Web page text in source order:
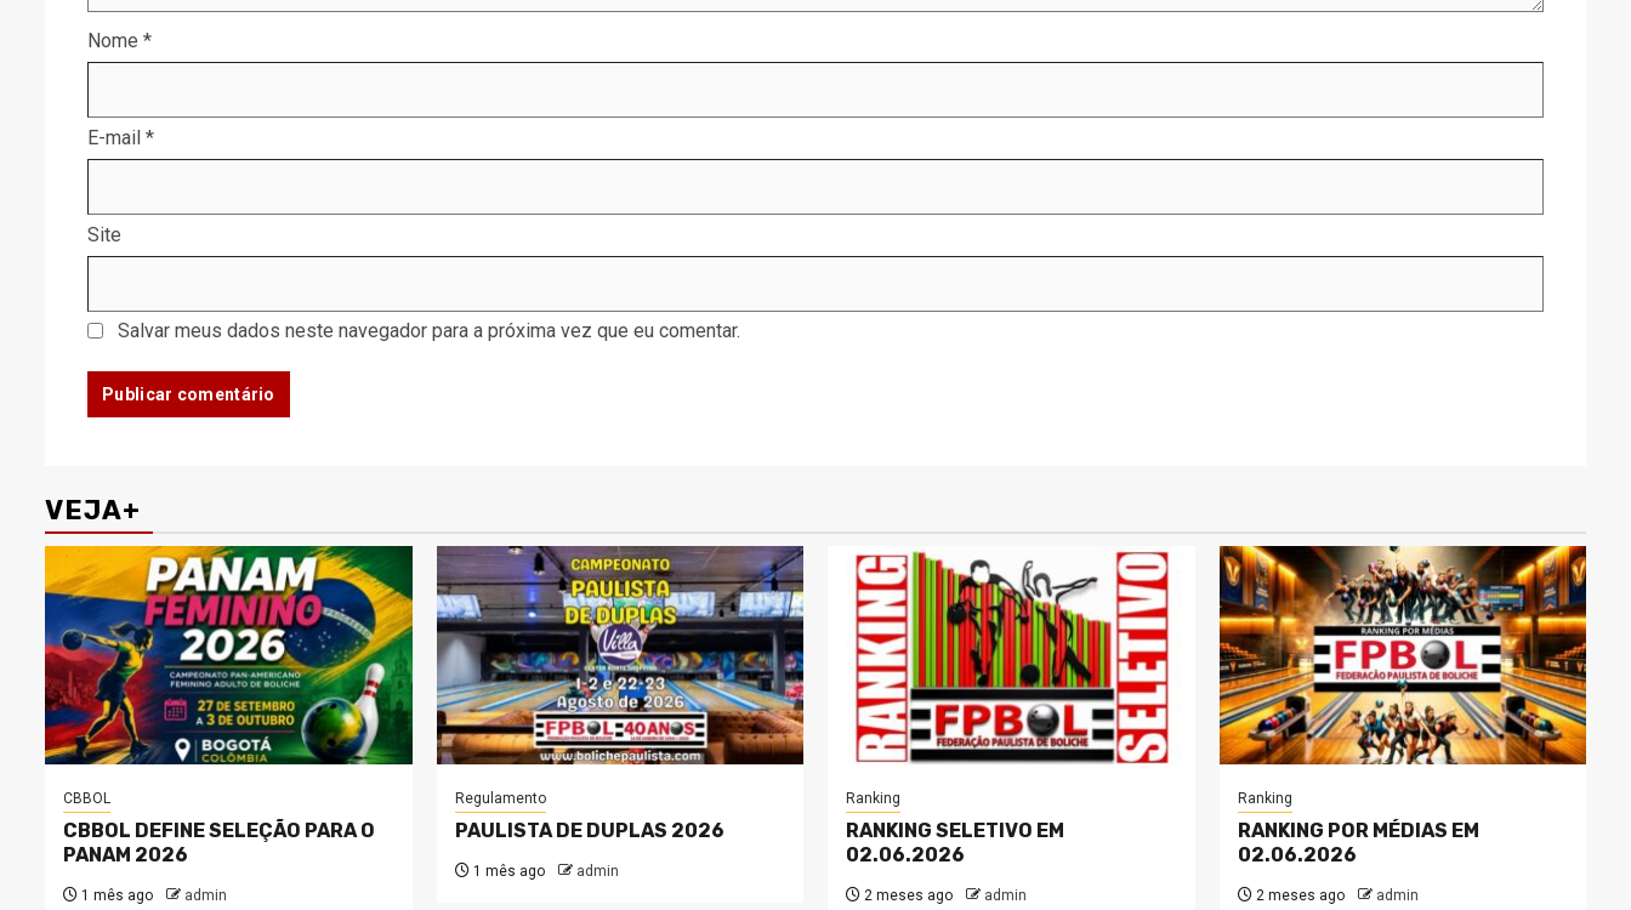
Nome *
E-mail *
Site
Salvar meus dados neste navegador para a próxima vez que eu comentar.
VEJA+
CBBOL
CBBOL DEFINE SELEÇÃO PARA O
PANAM 2026
1 mês ago admin
Regulamento
PAULISTA DE DUPLAS 2026
1 mês ago admin
Ranking
RANKING SELETIVO EM
02.06.2026
2 meses ago admin
Ranking
RANKING POR MÉDIAS EM
02.06.2026
2 meses ago admin